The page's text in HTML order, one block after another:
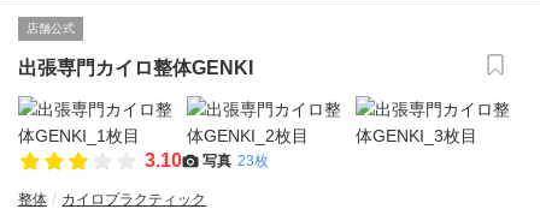
店舗公式
出張専門カイロ整体GENKI
3.10 写真 23枚
整体 カイロプラクティック